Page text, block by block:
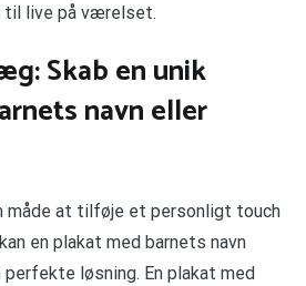
til live på værelset.
Skab en unik
navn eller
måde at tilføje et personligt touch
en plakat med barnets navn
løsning. En plakat med